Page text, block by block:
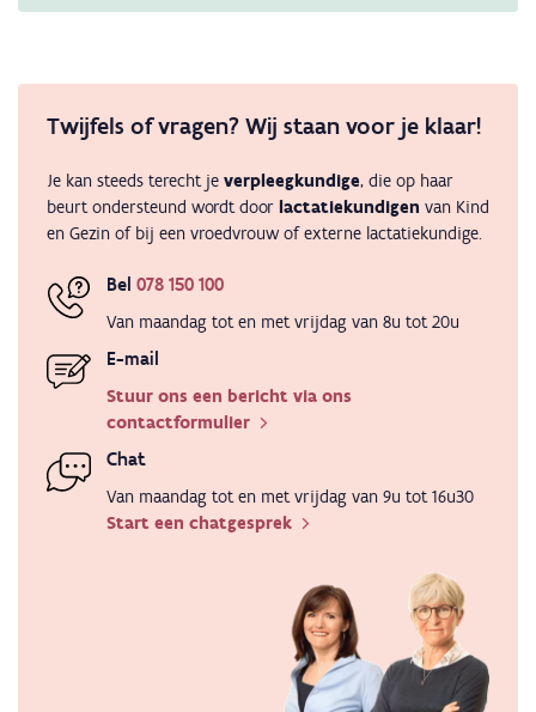
Twijfels of vragen? Wij staan voor je klaar!
Je kan steeds terecht je verpleegkundige, die op haar
beurt ondersteund wordt door lactatiekundigen van Kind
en Gezin of bij een vroedvrouw of externe lactatiekundige.
Bel 078 150 100
Van maandag tot en met vrijdag van 8u tot 20u
E-mail
Stuur ons een bericht via ons
contactformulier
Chat
Van maandag tot en met vrijdag van 9u tot 16u30
Start een chatgesprek